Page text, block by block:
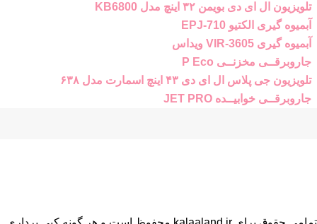
تلویزیون ال ای دی بویمن ۳۲ اینچ مدل KB6800
آبمیوه گیری الکتیو EPJ-710
آبمیوه گیری VIR-3605 ویداس
جاروبرقــی مخزنــی P Eco
تلویزیون جی پلاس ال ای دی ۴۳ اینچ اسمارت مدل ۶۳۸
جاروبرقــی خوابیــده JET PRO